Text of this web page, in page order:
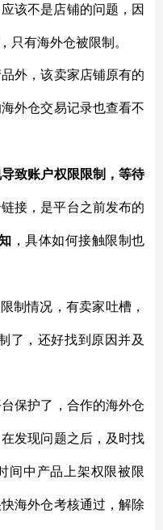
该不是店铺的问题，因
只有海外仓被限制。
外，该卖家店铺原有的
外仓交易记录也查看不
致账户权限限制，等待
接，是平台之前发布的
，具体如何接触限制也
制情况，有卖家吐槽，
了，还好找到原因并及
保护了，合作的海外仓
发现问题之后，及时找
间中产品上架权限被限
海外仓考核通过，解除